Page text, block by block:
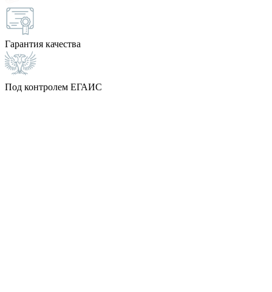
Гарантия качества
Под контролем ЕГАИС